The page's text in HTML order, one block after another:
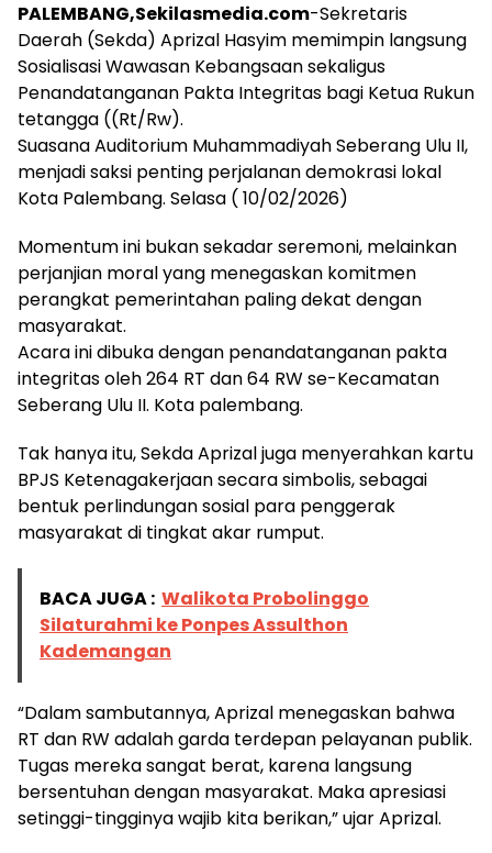
PALEMBANG,Sekilasmedia.com-Sekretaris
Daerah (Sekda) Aprizal Hasyim memimpin langsung
Sosialisasi Wawasan Kebangsaan sekaligus
Penandatanganan Pakta Integritas bagi Ketua Rukun
tetangga ((Rt/Rw).
Suasana Auditorium Muhammadiyah Seberang Ulu II,
menjadi saksi penting perjalanan demokrasi lokal
Kota Palembang. Selasa ( 10/02/2026)
Momentum ini bukan sekadar seremoni, melainkan
perjanjian moral yang menegaskan komitmen
perangkat pemerintahan paling dekat dengan
masyarakat.
Acara ini dibuka dengan penandatanganan pakta
integritas oleh 264 RT dan 64 RW se-Kecamatan
Seberang Ulu II. Kota palembang.
Tak hanya itu, Sekda Aprizal juga menyerahkan kartu
BPJS Ketenagakerjaan secara simbolis, sebagai
bentuk perlindungan sosial para penggerak
masyarakat di tingkat akar rumput.
BACA JUGA : Walikota Probolinggo
Silaturahmi ke Ponpes Assulthon
Kademangan
“Dalam sambutannya, Aprizal menegaskan bahwa
RT dan RW adalah garda terdepan pelayanan publik.
Tugas mereka sangat berat, karena langsung
bersentuhan dengan masyarakat. Maka apresiasi
setinggi-tingginya wajib kita berikan,” ujar Aprizal.